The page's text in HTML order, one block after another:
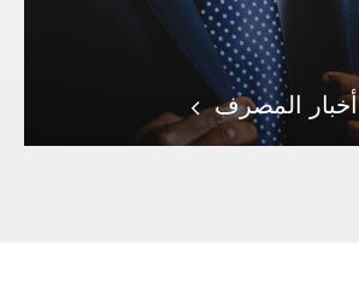
أخبار المصرف